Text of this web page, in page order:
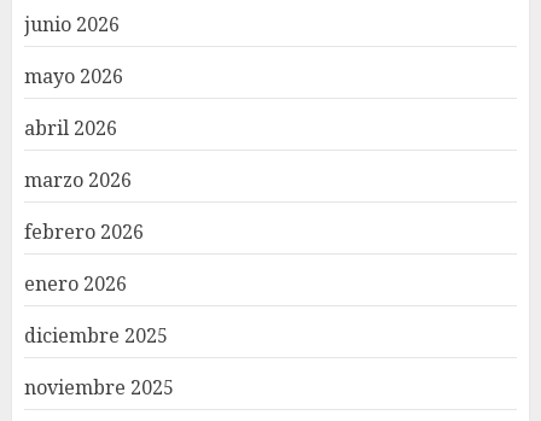
junio 2026
mayo 2026
abril 2026
marzo 2026
febrero 2026
enero 2026
diciembre 2025
noviembre 2025